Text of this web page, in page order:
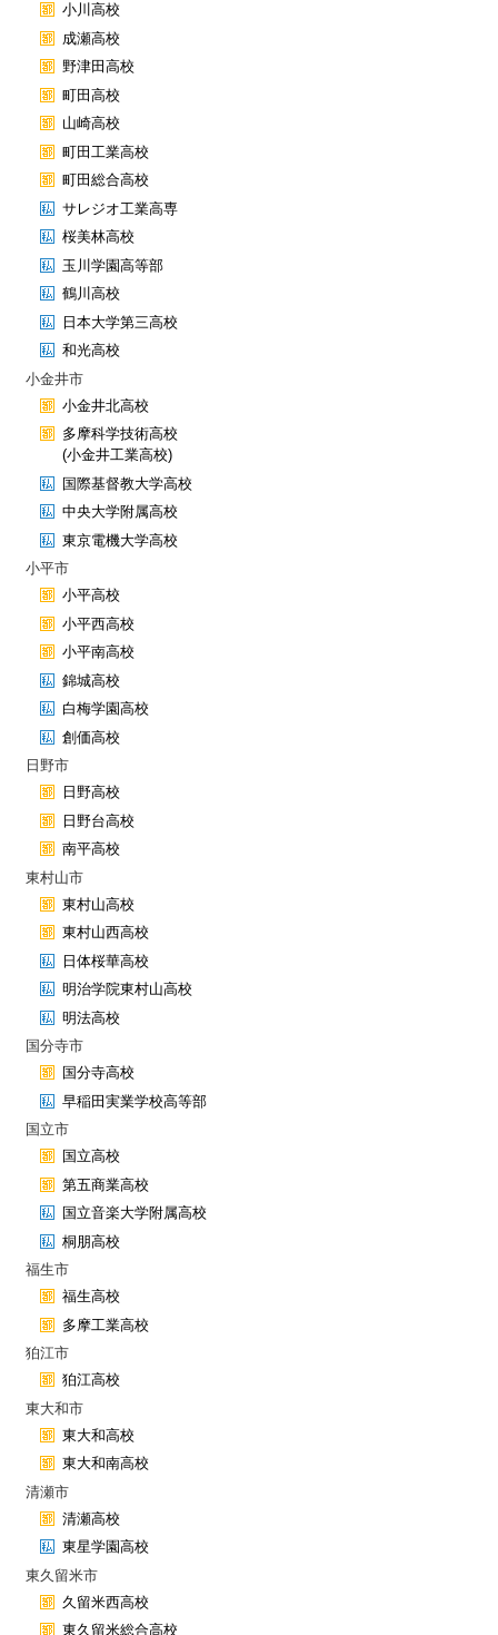
小川高校
成瀬高校
野津田高校
町田高校
山崎高校
町田工業高校
町田総合高校
サレジオ工業高専
桜美林高校
玉川学園高等部
鶴川高校
日本大学第三高校
和光高校
小金井市
小金井北高校
多摩科学技術高校
(小金井工業高校)
国際基督教大学高校
中央大学附属高校
東京電機大学高校
小平市
小平高校
小平西高校
小平南高校
錦城高校
白梅学園高校
創価高校
日野市
日野高校
日野台高校
南平高校
東村山市
東村山高校
東村山西高校
日体桜華高校
明治学院東村山高校
明法高校
国分寺市
国分寺高校
早稲田実業学校高等部
国立市
国立高校
第五商業高校
国立音楽大学附属高校
桐朋高校
福生市
福生高校
多摩工業高校
狛江市
狛江高校
東大和市
東大和高校
東大和南高校
清瀬市
清瀬高校
東星学園高校
東久留米市
久留米西高校
東久留米総合高校